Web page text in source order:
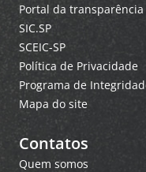
Portal da transparência
SIC.SP
SCEIC-SP
Política de Privacidade
Programa de
Mapa do site
Contatos
Quem somos